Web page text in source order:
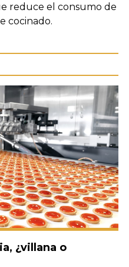
reduce el consumo de
cocinado.
¿villana o